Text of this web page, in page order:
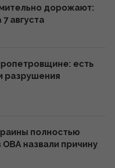
шпионил за
его задержали
своим
указал причину
дроном маршрутку в
– ребенок
дорожают:
августа
есть
разрушения
полностью
ОВА назвали причину